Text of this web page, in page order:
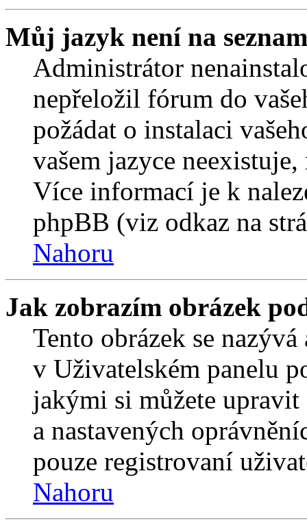
Můj jazyk není na
Administrátor
nepřeložil fórum do
požádat o instalaci
vašem jazyce
Více informací je k
phpBB (viz odkaz na
Nahoru
Jak zobrazím obrázek
Tento obrázek se
v Uživatelském panelu
jakými si můžete
a nastavených
pouze registrovaní
Nahoru